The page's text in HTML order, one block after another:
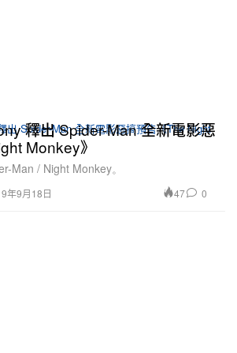
釋出 Spider-Man 全新電影惡
Monkey》
Man / Night Monkey。
年9月18日 47 0